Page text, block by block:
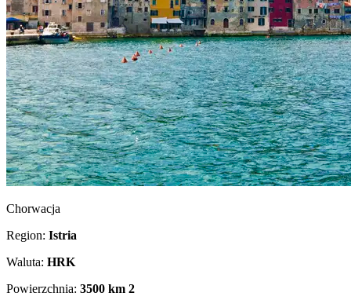
Chorwacja
Region: Istria
Waluta: HRK
Powierzchnia: 3500 km 2